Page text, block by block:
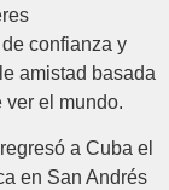
confianza y
amistad basada
ver el mundo.
a Cuba el
en San Andrés